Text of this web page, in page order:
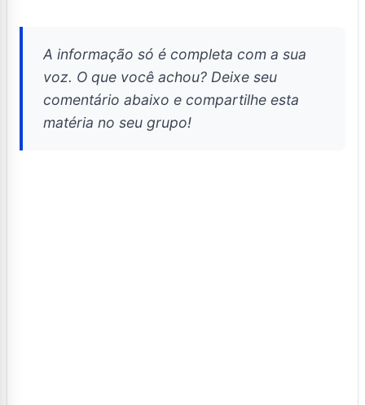
A informação só é completa com a sua
voz. O que você achou? Deixe seu
comentário abaixo e compartilhe esta
matéria no seu grupo!